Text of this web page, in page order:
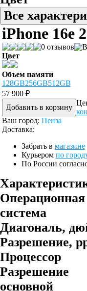
Все
iPhone 16e
0 отзывов
Цвет
Объем памяти
128GB256GB512GB
57 900 ₽
Добавить в корзину
Ваш город: Пенза
Доставка:
Забрать в магазине
Курьером по
По России
Операционная
система
Диагональ,
Разрешение,
Процессор
Разрешение
основной